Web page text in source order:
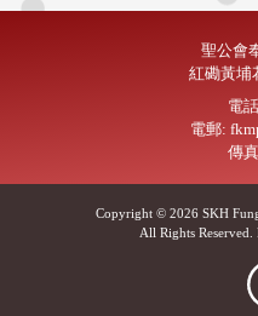
聖公會
紅磡黃埔
電
電郵:
傳
Copyright © 2026 SKH
All Rights Reserved.